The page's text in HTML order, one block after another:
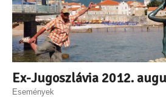
Ex-Jugoszlávia 2012.
Események